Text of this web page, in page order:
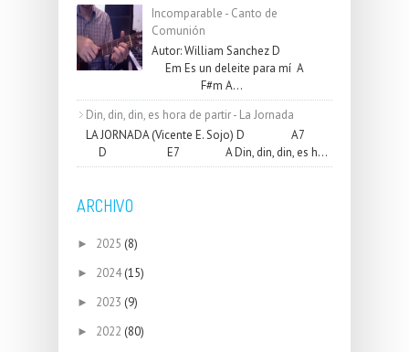
Incomparable - Canto de
Comunión
Autor: William Sanchez D
Em Es un deleite para mí A
F#m A...
Din, din, din, es hora de partir - La Jornada
LA JORNADA (Vicente E. Sojo) D A7
D E7 A Din, din, din, es h...
ARCHIVO
► 2025 (8)
► 2024 (15)
► 2023 (9)
► 2022 (80)